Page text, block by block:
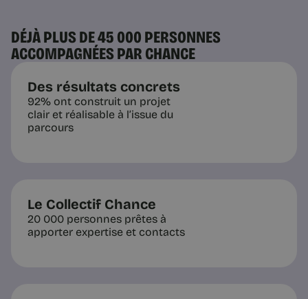
DÉJÀ PLUS DE 45 000 PERSONNES
ACCOMPAGNÉES PAR CHANCE
Des résultats concrets
92% ont construit un projet
clair et réalisable à l’issue du
parcours
Le Collectif Chance
20 000 personnes prêtes à
apporter expertise et contacts